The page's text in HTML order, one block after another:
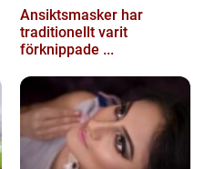
Ansiktsmasker har
traditionellt varit
förknippade ...